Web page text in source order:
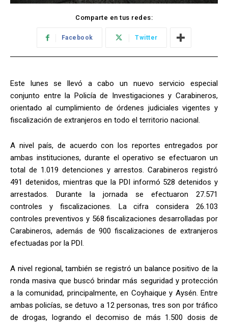
Comparte en tus redes:
Facebook Twitter
Este lunes se llevó a cabo un nuevo servicio especial
conjunto entre la Policía de Investigaciones y Carabineros,
orientado al cumplimiento de órdenes judiciales vigentes y
fiscalización de extranjeros en todo el territorio nacional.
A nivel país, de acuerdo con los reportes entregados por
ambas instituciones, durante el operativo se efectuaron un
total de 1.019 detenciones y arrestos. Carabineros registró
491 detenidos, mientras que la PDI informó 528 detenidos y
arrestados. Durante la jornada se efectuaron 27.571
controles y fiscalizaciones. La cifra considera 26.103
controles preventivos y 568 fiscalizaciones desarrolladas por
Carabineros, además de 900 fiscalizaciones de extranjeros
efectuadas por la PDI.
A nivel regional, también se registró un balance positivo de la
ronda masiva que buscó brindar más seguridad y protección
a la comunidad, principalmente, en Coyhaique y Aysén. Entre
ambas policías, se detuvo a 12 personas, tres son por tráfico
de drogas, logrando el decomiso de más 1.500 dosis de